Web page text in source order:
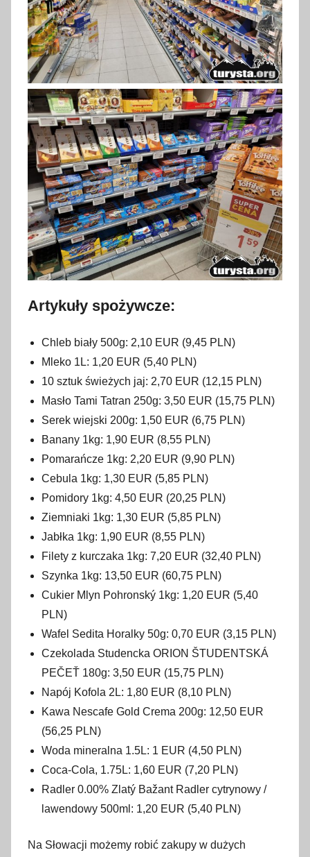
Artykuły spożywcze:
Chleb biały 500g: 2,10 EUR (9,45 PLN)
Mleko 1L: 1,20 EUR (5,40 PLN)
10 sztuk świeżych jaj: 2,70 EUR (12,15 PLN)
Masło Tami Tatran 250g: 3,50 EUR (15,75 PLN)
Serek wiejski 200g: 1,50 EUR (6,75 PLN)
Banany 1kg: 1,90 EUR (8,55 PLN)
Pomarańcze 1kg: 2,20 EUR (9,90 PLN)
Cebula 1kg: 1,30 EUR (5,85 PLN)
Pomidory 1kg: 4,50 EUR (20,25 PLN)
Ziemniaki 1kg: 1,30 EUR (5,85 PLN)
Jabłka 1kg: 1,90 EUR (8,55 PLN)
Filety z kurczaka 1kg: 7,20 EUR (32,40 PLN)
Szynka 1kg: 13,50 EUR (60,75 PLN)
Cukier Mlyn Pohronský 1kg: 1,20 EUR (5,40
PLN)
Wafel Sedita Horalky 50g: 0,70 EUR (3,15 PLN)
Czekolada Studencka ORION ŠTUDENTSKÁ
PEČEŤ 180g: 3,50 EUR (15,75 PLN)
Napój Kofola 2L: 1,80 EUR (8,10 PLN)
Kawa Nescafe Gold Crema 200g: 12,50 EUR
(56,25 PLN)
Woda mineralna 1.5L: 1 EUR (4,50 PLN)
Coca-Cola, 1.75L: 1,60 EUR (7,20 PLN)
Radler 0.00% Zlatý Bažant Radler cytrynowy /
lawendowy 500ml: 1,20 EUR (5,40 PLN)
Na Słowacji możemy robić zakupy w dużych